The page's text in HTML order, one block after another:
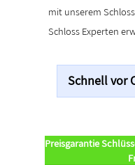
mit unserem
Schloss Experten
Schnell vor
Preisgarantie